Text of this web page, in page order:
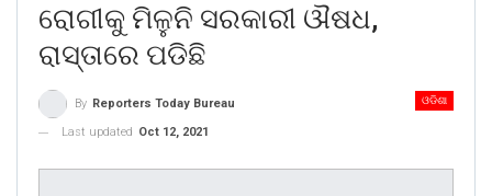
ରୋଗୀକୁ ମିଳୁନି ସରକାରୀ ଔଷଧ,
ରାସ୍ତାରେ ପଡିଛି
ଓଡିଶା
By Reporters Today Bureau
Last updated Oct 12, 2021